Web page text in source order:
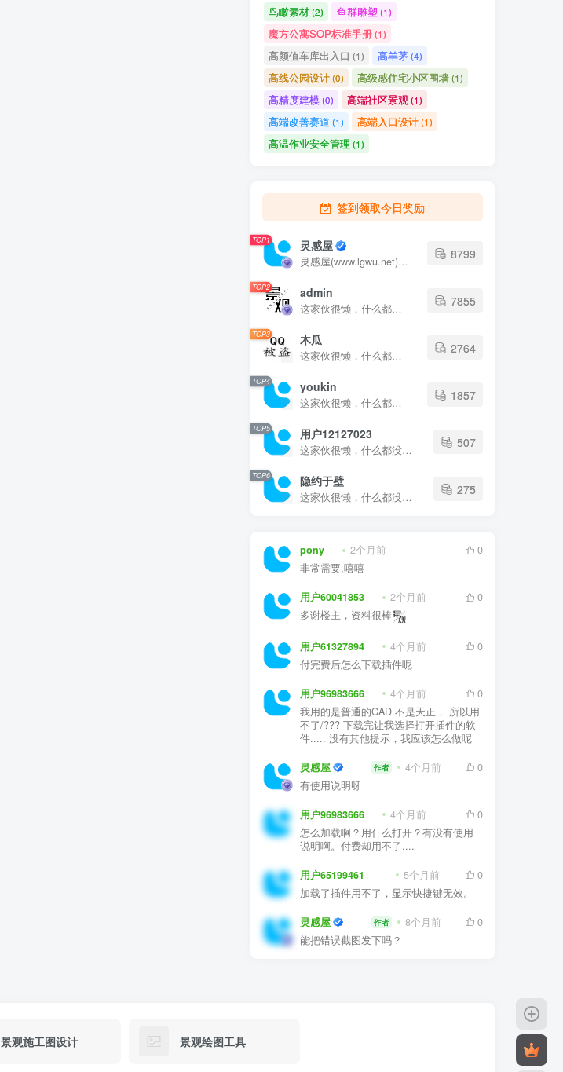
鸟瞰素材(2) 鱼群雕塑 (1)
魔方公寓SOP标准手册(1)
高颜值车库出入口 (1) 高羊茅(4)
高线公园设计(0) 高级感住宅小区围墙(1)
高精度建模(0) 高端社区景观(1)
高端改善赛道 (1) 高端入口设计(1)
高温作业安全管理 (1)
签到领取今日奖励
TOP1 灵感屋
灵感屋(www.lgwu.net)尽可能为每一位设计师提供更全面、更精致、更具有创意感的设计素材。努力成为景观设计师展示实力和互相学习的优质网络资源发布平台。
8799
TOP2 admin
这家伙很懒，什么都没有写...
7855
TOP3 木瓜
这家伙很懒，什么都没有写...
2764
TOP4 youkin
这家伙很懒，什么都没有写...
1857
TOP5 用户12127023
这家伙很懒，什么都没有写...
507
TOP6 隐约于壁
这家伙很懒，什么都没有写...
275
pony 2个月前
0
非常需要,嘻嘻
用户60041853 2个月前
0
多谢楼主，资料很棒
用户61327894 4个月前
0
付完费后怎么下载插件呢
用户96983666 4个月前
0
我用的是普通的CAD 不是天正， 所以用
不了/??? 下载完让我选择打开插件的软
件..... 没有其他提示，我应该怎么做呢
灵感屋 作者 4个月前
0
有使用说明呀
用户96983666 4个月前
0
怎么加载啊？用什么打开？有没有使用
说明啊。付费却用不了....
用户65199461 5个月前
0
加载了插件用不了，显示快捷键无效。
灵感屋 作者 8个月前
0
能把错误截图发下吗？
景观施工图设计 景观绘图工具